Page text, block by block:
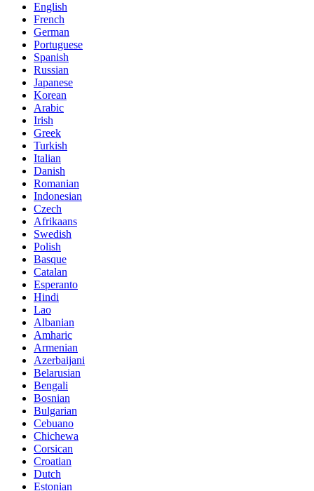
English
French
German
Portuguese
Spanish
Russian
Japanese
Korean
Arabic
Irish
Greek
Turkish
Italian
Danish
Romanian
Indonesian
Czech
Afrikaans
Swedish
Polish
Basque
Catalan
Esperanto
Hindi
Lao
Albanian
Amharic
Armenian
Azerbaijani
Belarusian
Bengali
Bosnian
Bulgarian
Cebuano
Chichewa
Corsican
Croatian
Dutch
Estonian